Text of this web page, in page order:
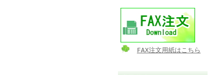
FAX注文用紙はこちら